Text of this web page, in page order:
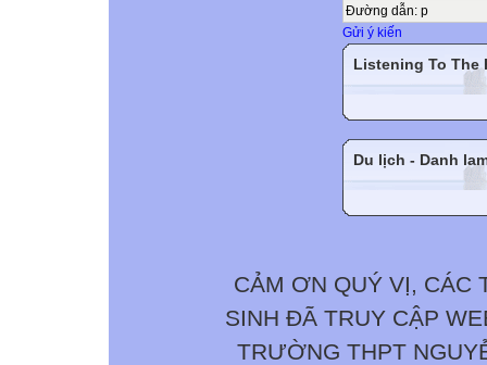
Đường dẫn: p
Gửi ý kiến
Listening To The
Du lịch - Danh
CẢM ƠN QUÝ VỊ, CÁC
SINH ĐÃ TRUY CẬP
TRƯỜNG THPT